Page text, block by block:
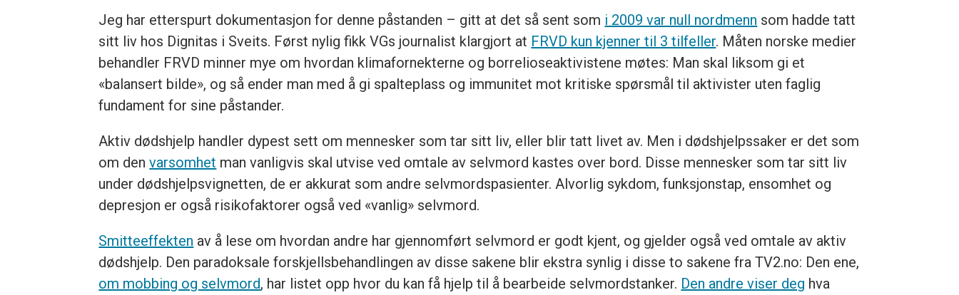
Jeg har etterspurt dokumentasjon for denne påstanden – gitt at det så sent som i 2009 var null nordmenn som hadde tatt
sitt liv hos Dignitas i Sveits. Først nylig fikk VGs journalist klargjort at FRVD kun kjenner til 3 tilfeller. Måten norske medier
behandler FRVD minner mye om hvordan klimafornekterne og borrelioseaktivistene møtes: Man skal liksom gi et
«balansert bilde», og så ender man med å gi spalteplass og immunitet mot kritiske spørsmål til aktivister uten faglig
fundament for sine påstander.
Aktiv dødshjelp handler dypest sett om mennesker som tar sitt liv, eller blir tatt livet av. Men i dødshjelpssaker er det som
om denvarsomhet man vanligvis skal utvise ved omtale av selvmord kastes over bord. Disse mennesker som tar sitt liv
under dødshjelpsvignetten, de er akkurat som andre selvmordspasienter. Alvorlig sykdom, funksjonstap, ensomhet og
depresjon er også risikofaktorer også ved «vanlig» selvmord.
Smitteeffekten av å lese om hvordan andre har gjennomført selvmord er godt kjent, og gjelder også ved omtale av aktiv
dødshjelp. Den paradoksale forskjellsbehandlingen av disse sakene blir ekstra synlig i disse to sakene fra TV2.no: Den ene,
om mobbing og selvmord, har listet opp hvor du kan få hjelp til å bearbeide selvmordstanker. Den andre viser deg hva